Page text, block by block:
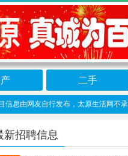
二手
息由网友自行发布，太原生活网不承
新招聘信息